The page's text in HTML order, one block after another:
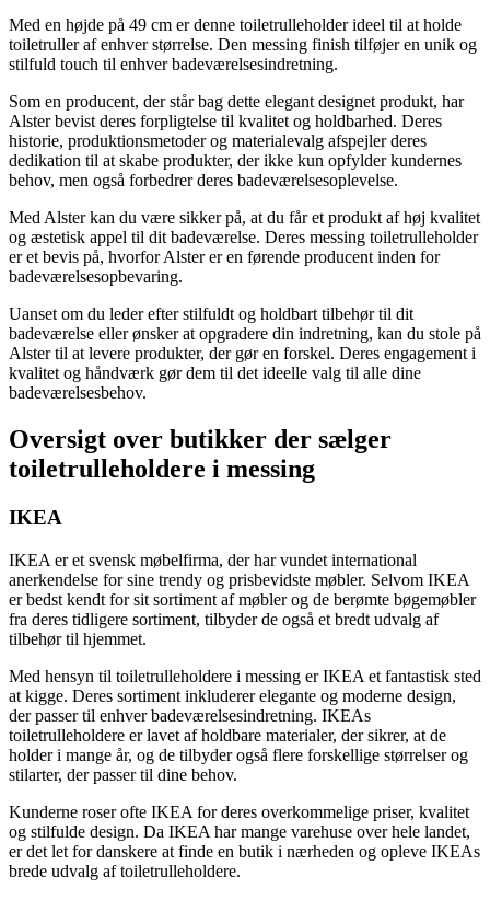
Med en højde på 49 cm er denne toiletrulleholder ideel til at holde
toiletruller af enhver størrelse. Den messing finish tilføjer en unik og
stilfuld touch til enhver badeværelsesindretning.
Som en producent, der står bag dette elegant designet produkt, har
Alster bevist deres forpligtelse til kvalitet og holdbarhed. Deres
historie, produktionsmetoder og materialevalg afspejler deres
dedikation til at skabe produkter, der ikke kun opfylder kundernes
behov, men også forbedrer deres badeværelsesoplevelse.
Med Alster kan du være sikker på, at du får et produkt af høj kvalitet
og æstetisk appel til dit badeværelse. Deres messing toiletrulleholder
er et bevis på, hvorfor Alster er en førende producent inden for
badeværelsesopbevaring.
Uanset om du leder efter stilfuldt og holdbart tilbehør til dit
badeværelse eller ønsker at opgradere din indretning, kan du stole på
Alster til at levere produkter, der gør en forskel. Deres engagement i
kvalitet og håndværk gør dem til det ideelle valg til alle dine
badeværelsesbehov.
Oversigt over butikker der sælger
toiletrulleholdere i messing
IKEA
IKEA er et svensk møbelfirma, der har vundet international
anerkendelse for sine trendy og prisbevidste møbler. Selvom IKEA
er bedst kendt for sit sortiment af møbler og de berømte bøgemøbler
fra deres tidligere sortiment, tilbyder de også et bredt udvalg af
tilbehør til hjemmet.
Med hensyn til toiletrulleholdere i messing er IKEA et fantastisk sted
at kigge. Deres sortiment inkluderer elegante og moderne design,
der passer til enhver badeværelsesindretning. IKEAs
toiletrulleholdere er lavet af holdbare materialer, der sikrer, at de
holder i mange år, og de tilbyder også flere forskellige størrelser og
stilarter, der passer til dine behov.
Kunderne roser ofte IKEA for deres overkommelige priser, kvalitet
og stilfulde design. Da IKEA har mange varehuse over hele landet,
er det let for danskere at finde en butik i nærheden og opleve IKEAs
brede udvalg af toiletrulleholdere.